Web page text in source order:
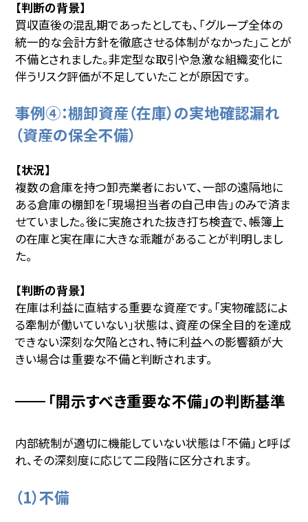
【判断の背景】
買収直後の混乱期であったとしても、「グループ全体の
統一的な会計方針を徹底させる体制がなかった」ことが
不備とされました。非定型な取引や急激な組織変化に
伴うリスク評価が不足していたことが原因です。
事例④：棚卸資産（在庫）の実地確認漏れ
（資産の保全不備）
【状況】
複数の倉庫を持つ卸売業者において、一部の遠隔地に
ある倉庫の棚卸を「現場担当者の自己申告」のみで済ま
せていました。後に実施された抜き打ち検査で、帳簿上
の在庫と実在庫に大きな乖離があることが判明しまし
た。
【判断の背景】
在庫は利益に直結する重要な資産です。「実物確認によ
る牽制が働いていない」状態は、資産の保全目的を達成
できない深刻な欠陥とされ、特に利益への影響額が大
きい場合は重要な不備と判断されます。
「開示すべき重要な不備」の判断基準
内部統制が適切に機能していない状態は「不備」と呼ば
れ、その深刻度に応じて二段階に区分されます。
（1）不備